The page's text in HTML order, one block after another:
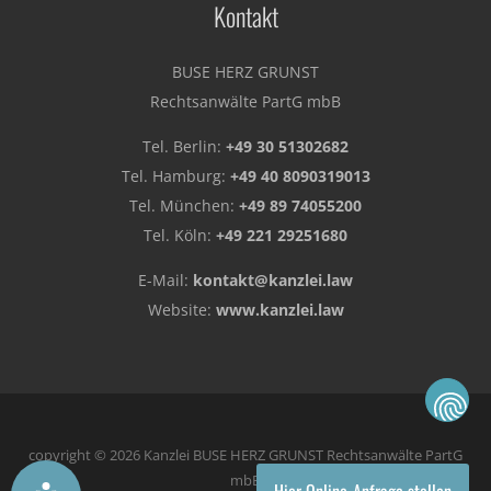
Kontakt
BUSE HERZ GRUNST
Rechtsanwälte PartG mbB
Tel. Berlin: +49 30 51302682
Tel. Hamburg: +49 40 8090319013
Tel. München: +49 89 74055200
Tel. Köln: +49 221 29251680
E-Mail: kontakt@kanzlei.law
Website: www.kanzlei.law
copyright © 2026 Kanzlei BUSE HERZ GRUNST Rechtsanwälte PartG
mbB